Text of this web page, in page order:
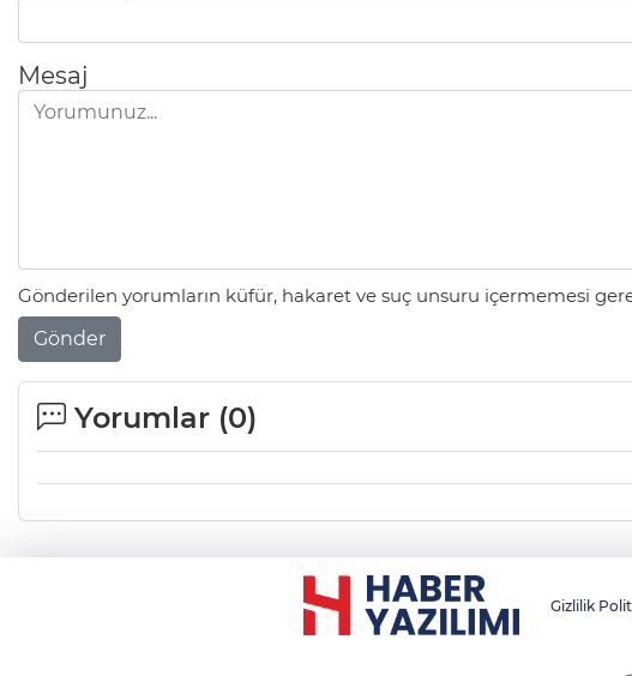
Mesaj
Gönderilen yorumların küfür, hakaret ve suç unsuru içermemesi
Gönder
Yorumlar (0)
Gizlilik